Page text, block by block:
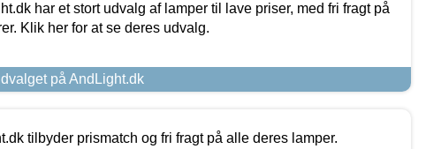
har et stort udvalg af lamper til lave priser, med fri fragt på
Klik her for at se deres udvalg.
på AndLight.dk
tilbyder prismatch og fri fragt på alle deres lamper.